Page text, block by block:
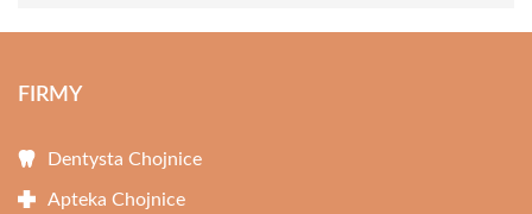
FIRMY
Dentysta Chojnice
Apteka Chojnice